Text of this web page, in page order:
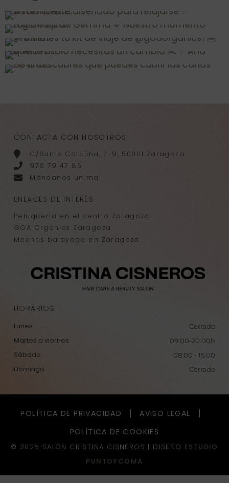
CONTACTA CON NOSOTROS
C/Santa Catalina, 7-9, 50001 Zaragoza
976 79 47 85
Mándanos un mail
ENLACES DE INTERÉS
Peluquería en el centro Zaragoza
GOA Organics Zaragoza
Mechas balayage en Zaragoza
HORARIOS
Lunes Cerrado
Martes a viernes 09:00-20:00h
Sábado 08:00 - 15:00
Domingo Cerrado
POLÍTICA DE PRIVACIDAD
AVISO LEGAL
POLÍTICA DE COOKIES
© 2026 SALÓN CRISTINA CISNEROS | DISEÑO ESTUDIO
PUNTOYCOMA